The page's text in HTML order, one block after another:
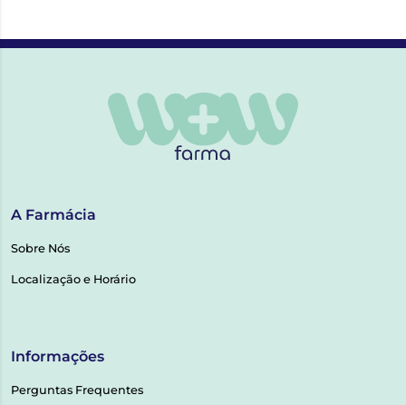
A Farmácia
Sobre Nós
Localização e Horário
Informações
Perguntas Frequentes